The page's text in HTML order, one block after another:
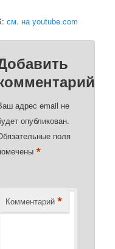
см. на youtube.com
адрес email не
опубликован.
поля
*
Комментарий *